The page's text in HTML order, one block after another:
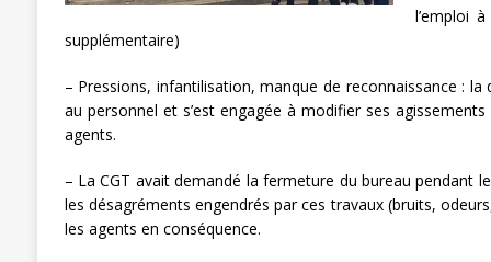
l’emploi
supplémentaire)
– Pressions, infantilisation, manque de reconnaissance : la
au personnel et s’est engagée à modifier ses agissements
agents.
– La CGT avait demandé la fermeture du bureau pendant
les désagréments engendrés par ces travaux (bruits,
les agents en conséquence.